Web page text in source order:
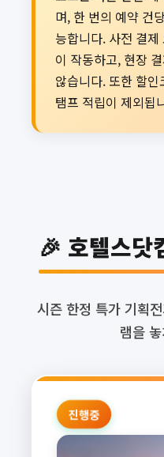
며, 한 번의 예약 건
능합니다. 사전 결
이 작동하고, 현장
않습니다. 또한 할
탬프 적립이 제외됩
🎉 호텔스닷
시즌 한정 특가 기획
램을
진행중